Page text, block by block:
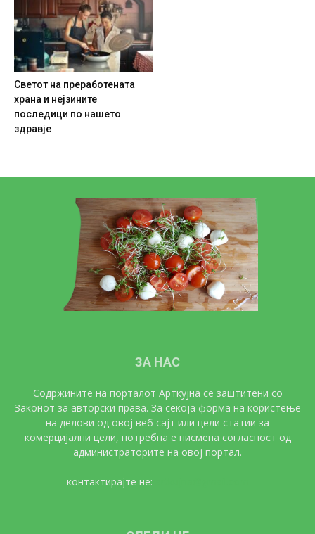
Светот на преработената
храна и нејзините
последици по нашето
здравје
ЗА НАС
Содржините на порталот Арткујна се заштитени со
Законот за авторски права. За секоја форма на користење
на делови од овој веб сајт или цели статии за
комерцијални цели, потребна е писмена согласност од
администраторите на овој портал.
контактирајте не: